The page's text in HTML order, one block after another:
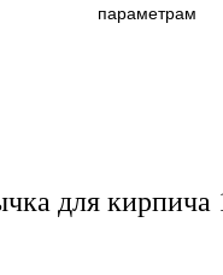
параметрам
для кирпича